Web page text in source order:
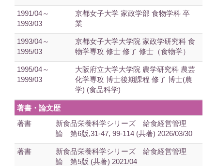
1991/04～
1993/03
京都女子大学 家政学部 食物学科 卒
業
1993/04～
1995/03
京都女子大学大学院 家政学研究科 食
物学専攻 修士 修了 修士（食物学）
1995/04～
1999/03
大阪府立大学大学院 農学研究科 農芸
化学専攻 博士後期課程 修了 博士(農
学) (食品科学)
著書・論文歴
著書
新食品栄養科学シリーズ 給食経営管理
論 第6版,31-47, 99-114 (共著) 2026/03/30
著書
新食品栄養科学シリーズ 給食経営管理
論 第5版 (共著) 2021/04